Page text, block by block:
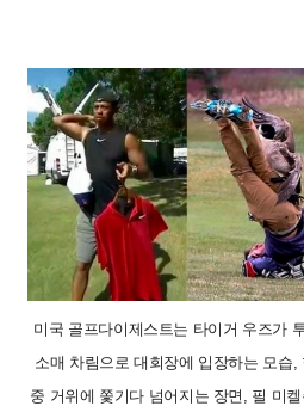
미국 골프다이제스트는 타이거 우즈가
소매 차림으로 대회장에 입장하는 모습,
중 거위에 쫓기다 넘어지는 장면, 필 미